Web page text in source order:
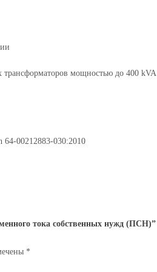
трансформаторов мощностью до 400 kVA
64-00212883-030:2010
тока собственных нужд (ПСН)”
*